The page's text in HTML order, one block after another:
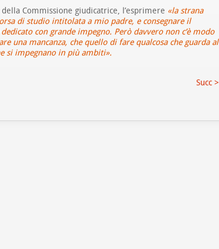
Commissione giudicatrice, l’esprimere «la strana
di studio intitolata a mio padre, e consegnare il
con grande impegno. Però davvero non c’è modo
una mancanza, che quello di fare qualcosa che guarda al
si impegnano in più ambiti».
Succ >